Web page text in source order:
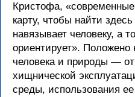
Кристофа,
карту, чтобы найти
навязывает человеку, а
ориентирует».
человека и природы —
хищнической
среды, использования